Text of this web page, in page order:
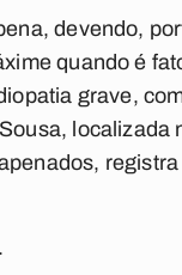
devendo,
quando é
grave,
localizada